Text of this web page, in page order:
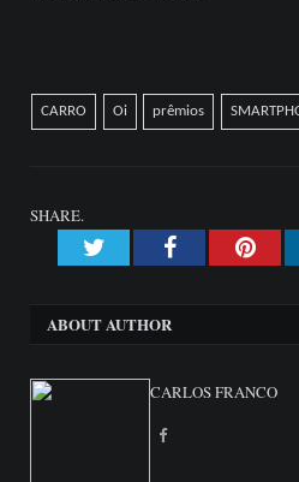
CARRO Oi prêmios
SHARE.
TwitterFacebook
ABOUT AUTHOR
CARLOS FRANCO
Facebook